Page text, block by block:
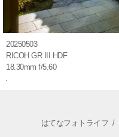
20250503
RICOH GR III HDF
18.30mm f/5.60
はてなフォトライフ /